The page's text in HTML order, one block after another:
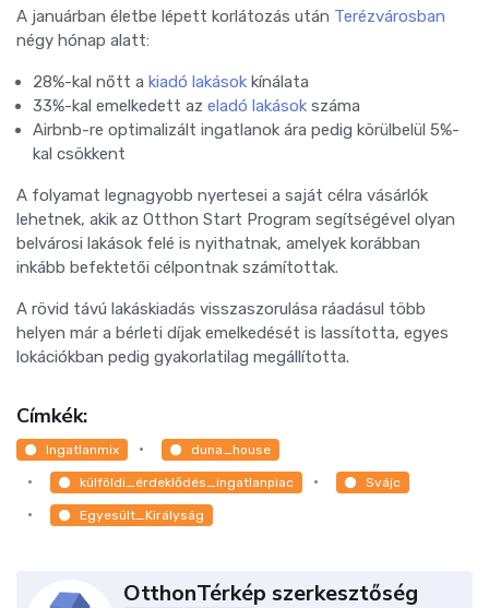
A januárban életbe lépett korlátozás után Terézvárosban
négy hónap alatt:
28%-kal nőtt a kiadó lakások kínálata
33%-kal emelkedett az eladó lakások száma
Airbnb-re optimalizált ingatlanok ára pedig körülbelül 5%-
kal csökkent
A folyamat legnagyobb nyertesei a saját célra vásárlók
lehetnek, akik az Otthon Start Program segítségével olyan
belvárosi lakások felé is nyithatnak, amelyek korábban
inkább befektetői célpontnak számítottak.
A rövid távú lakáskiadás visszaszorulása ráadásul több
helyen már a bérleti díjak emelkedését is lassította, egyes
lokációkban pedig gyakorlatilag megállította.
Címkék:
Ingatlanmix duna_house
külföldi_érdeklődés_ingatlanpiac Svájc
Egyesült_Királyság
OtthonTérkép szerkesztőség